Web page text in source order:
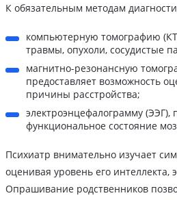
К обязательным методам
компьютерную томографию
травмы, опухоли, сосудистые
магнитно-резонансную
предоставляет возможность
причины расстройства;
электроэнцефалограмму
функциональное состояние
Психиатр внимательно изучает
оценивая уровень его интеллекта,
Опрашивание родственников